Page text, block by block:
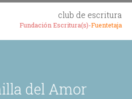
club de escritura
Fundación Escritura(s)-Fuentetaja
del Amor